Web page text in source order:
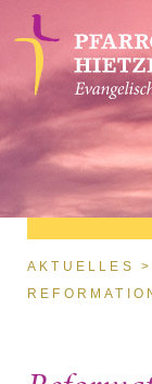
Direkt
Sie sind hier
AKTUELLES